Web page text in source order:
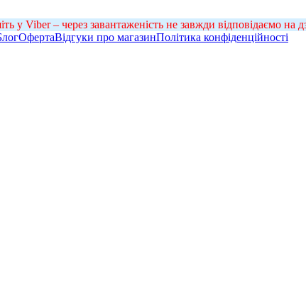
Viber – через завантаженість не завжди відповідаємо на
ОфертаВідгуки про магазинПолітика конфіденційності